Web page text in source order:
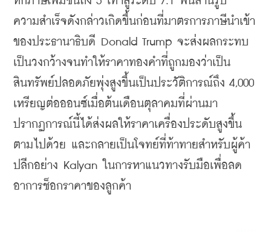
ความสำเร็จดังกล่าวเกิดขึ้นก่อนที่มาตรการภาษีนำเข้า
ของประธานาธิบดี Donald Trump จะส่งผลกระทบ
เป็นวงกว้างจนทำให้ราคาทองคำที่ถูกมองว่าเป็น
สินทรัพย์ปลอดภัยพุ่งสูงขึ้นเป็นประวัติการณ์ถึง 4,000
เหรียญต่อออนซ์เมื่อต้นเดือนตุลาคมที่ผ่านมา
ปรากฏการณ์นี้ได้ส่งผลให้ราคาเครื่องประดับสูงขึ้น
ตามไปด้วย และกลายเป็นโจทย์ที่ท้าทายสำหรับผู้ค้า
ปลีกอย่าง Kalyan ในการหาแนวทางรับมือเพื่อลด
อาการช็อกราคาของลูกค้า